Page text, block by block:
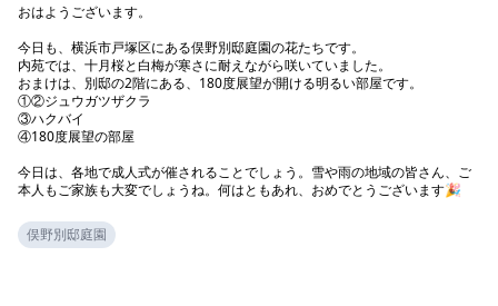
おはようございます。
今日も、横浜市戸塚区にある俣野別邸庭園の花たちです。
内苑では、十月桜と白梅が寒さに耐えながら咲いていました。
おまけは、別邸の2階にある、180度展望が開ける明るい部屋です。
①②ジュウガツザクラ
③ハクバイ
④180度展望の部屋
今日は、各地で成人式が催されることでしょう。雪や雨の地域の皆さん、ご
本人もご家族も大変でしょうね。何はともあれ、おめでとうございます🎉
俣野別邸庭園